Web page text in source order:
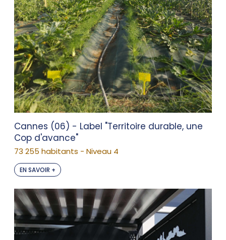
Cannes (06) - Label "Territoire durable, une
Cop d'avance"
73 255 habitants - Niveau 4
EN SAVOIR +